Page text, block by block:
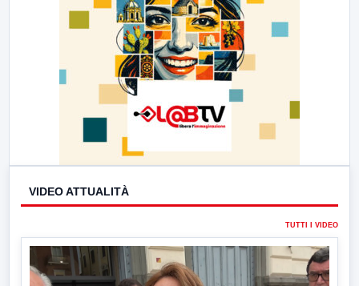
VIDEO ATTUALITÀ
TUTTI I VIDEO